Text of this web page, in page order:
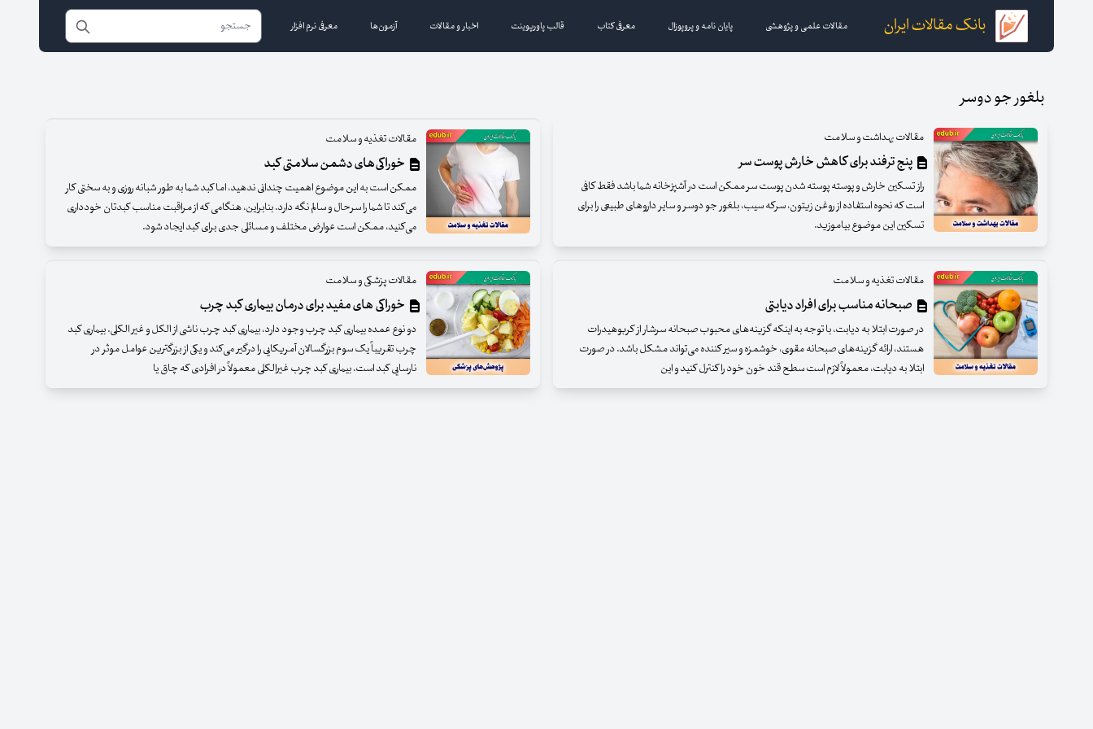
بانک مقالات ایران مقالات علمی و پژوهشی پایان نامه و پروپوزال معرفی کتاب قالب پاورپوینت اخبار و مقالات آزمون‌ها معرفی نرم افزار
بلغور جو دوسر
مقالات بهداشت و سلامت
پنج ترفند برای کاهش خارش پوست سر
راز تسکین خارش و پوسته پوسته شدن پوست سر ممکن است در آشپزخانه شما باشد فقط کافی
است که نحوه استفاده از روغن زیتون، سرکه سیب، بلغور جو دوسر و سایر داروهای طبیعی را برای
تسکین این موضوع بیاموزید.
مقالات تغذیه و سلامت
خوراکی‌های دشمن سلامتی کبد
ممکن است به این موضوع اهمیت چندانی ندهید، اما کبد شما به طور شبانه روزی و به سختی کار
می‌کند تا شما را سرحال و سالم نگه دارد. بنابراین، هنگامی که از مراقبت مناسب کبدتان خودداری
می‌کنید، ممکن است عوارض مختلف و مسائلی جدی برای کبد ایجاد شود.
مقالات تغذیه و سلامت
صبحانه مناسب برای افراد دیابتی
در صورت ابتلا به دیابت، با توجه به اینکه گزینه‌های محبوب صبحانه سرشار از کربوهیدرات
هستند، ارائه گزینه‌های صبحانه مقوی، خوشمزه و سیر کننده می‌تواند مشکل باشد. در صورت
ابتلا به دیابت، معمولاً لازم است سطح قند خون خود را کنترل کنید و این
مقالات پزشکی و سلامت
خوراکی های مفید برای درمان بیماری کبد چرب
دو نوع عمده بیماری کبد چرب وجود دارد، بیماری کبد چرب ناشی از الکل و غیر الکلی. بیماری کبد
چرب تقریباً یک سوم بزرگسالان آمریکایی را درگیر می‌کند و یکی از بزرگترین عوامل موثر در
نارسایی کبد است. بیماری کبد چرب غیرالکلی معمولاً در افرادی که چاق یا